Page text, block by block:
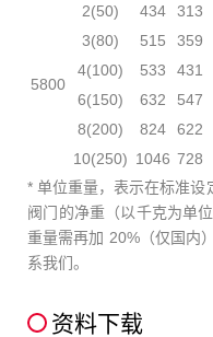
5800
2(50) 434 313
3(80)
515 359
4(100)
533 431
6(150)
632 547
8(200)
824 622
10(250) 1046 728
* 单位重量，表示在标准设
阀门的净重（以千克为单
重量需再加 20%（仅国内
系我们。
资料下载